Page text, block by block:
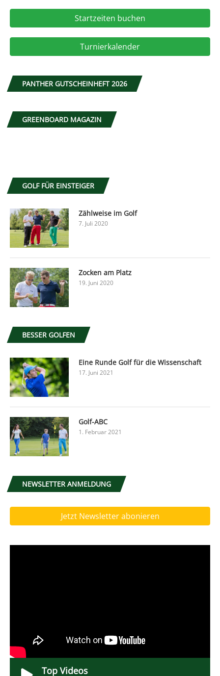
Startzeiten buchen
Turnierkalender
PANTHER GUTSCHEINHEFT 2026
GREENBOARD MAGAZIN
GOLF FÜR EINSTEIGER
Zählweise im Golf
7. Juli 2020
Zocken am Platz
19. Juni 2020
BESSER GOLFEN
Eine Runde Golf für die Wissenschaft
17. Juni 2021
Golf-ABC
1. Februar 2021
NEWSLETTER ANMELDUNG
Jetzt Newsletter abonieren
Top Videos